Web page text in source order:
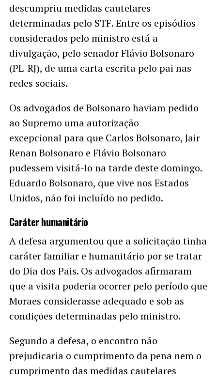
descumpriu medidas cautelares
determinadas pelo STF. Entre os episódios
considerados pelo ministro está a
divulgação, pelo senador Flávio Bolsonaro
(PL-RJ), de uma carta escrita pelo pai nas
redes sociais.
Os advogados de Bolsonaro haviam pedido
ao Supremo uma autorização
excepcional para que Carlos Bolsonaro, Jair
Renan Bolsonaro e Flávio Bolsonaro
pudessem visitá-lo na tarde deste domingo.
Eduardo Bolsonaro, que vive nos Estados
Unidos, não foi incluído no pedido.
Caráter humanitário
A defesa argumentou que a solicitação tinha
caráter familiar e humanitário por se tratar
do Dia dos Pais. Os advogados afirmaram
que a visita poderia ocorrer pelo período que
Moraes considerasse adequado e sob as
condições determinadas pelo ministro.
Segundo a defesa, o encontro não
prejudicaria o cumprimento da pena nem o
cumprimento das medidas cautelares